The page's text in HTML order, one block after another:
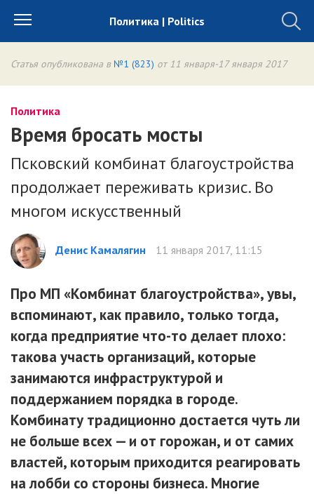
Политика | Politics
Статья опубликована в №1 (823) от 11 января-17 января 2017
Политика
Время бросать мосты
Псковский комбинат благоустройства
продолжает переживать кризис. Во
многом искусственный
Денис Камалягин 11 января 2017, 11:15
Про МП «Комбинат благоустройства», увы,
вспоминают, как правило, только тогда,
когда предприятие что-то делает плохо:
такова участь организаций, которые
занимаются инфраструктурой и
поддержанием порядка в городе.
Комбинату традиционно достается чуть ли
не больше всех — и от горожан, и от самих
властей, которым приходится реагировать
на лобби со стороны бизнеса. Многие